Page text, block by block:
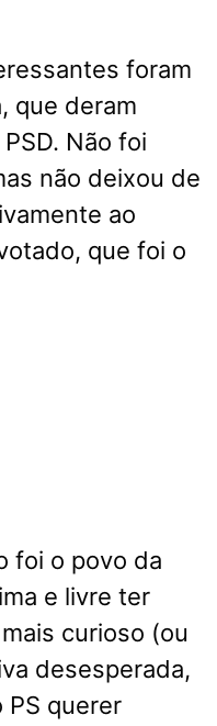
foram
que deram
Não foi
não deixou de
ao
que foi o
foi o povo da
e livre ter
curioso (ou
desesperada,
PS querer